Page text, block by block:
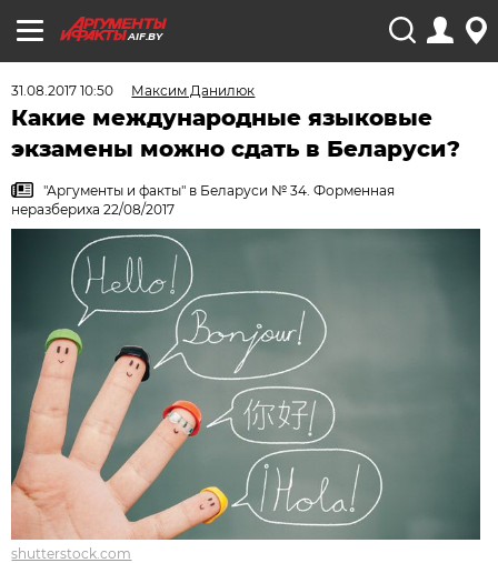
AIF.BY
31.08.2017 10:50 Максим Данилюк
Какие международные языковые
экзамены можно сдать в Беларуси?
"Аргументы и факты" в Беларуси № 34. Форменная
неразбериха 22/08/2017
shutterstock.com